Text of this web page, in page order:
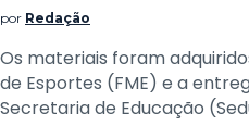
por Redação
Os materiais foram
de Esportes (FME) e a
Secretaria de Educação